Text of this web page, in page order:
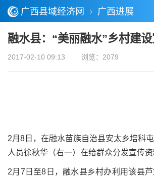
广西县域经济网 广西进展
融水县：“美丽融水”乡村建
2017-02-10 09:13 浏览：2079
2月8日，在融水苗族自治县安太乡培科
人员徐秋华（右一）在给群众分发宣传资
2月7日至8日，融水县乡村办利用该县